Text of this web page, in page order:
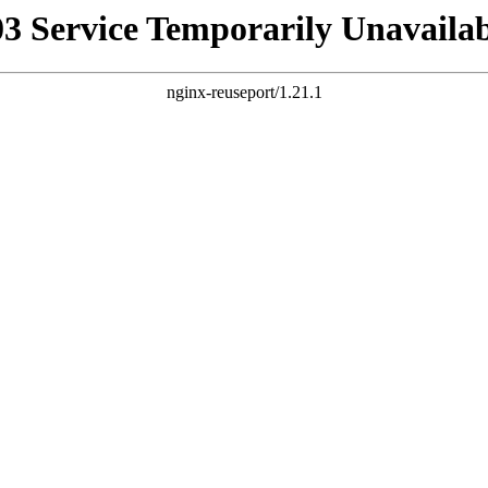
Service Temporarily
nginx-reuseport/1.21.1